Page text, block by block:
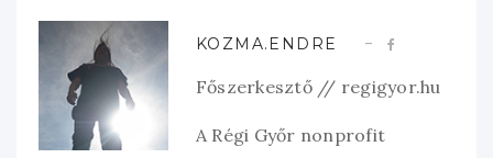
KOZMA.ENDRE
Főszerkesztő // regigyor.hu
A Régi Győr nonprofit